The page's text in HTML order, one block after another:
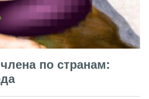
по странам: